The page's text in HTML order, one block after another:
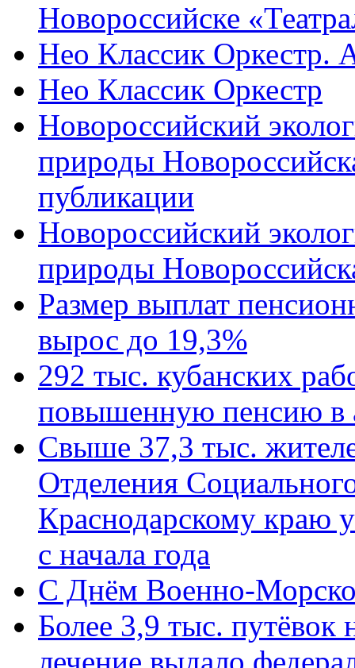
Новороссийске
Нео Классик Оркестр.
Нео Классик Оркестр
Новороссийский
природы
публикации
Новороссийский
природы
Размер выплат
вырос до 19,3%
292 тыс. кубанских
повышенную пенсию в
Свыше 37,3 тыс.
Отделения
Краснодарскому краю
с начала года
C Днём Военно-
Более 3,9 тыс. путёвок